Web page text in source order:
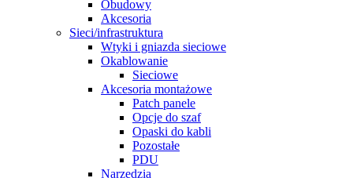
Obudowy
Akcesoria
Sieci/infrastruktura
Wtyki i gniazda sieciowe
Okablowanie
Sieciowe
Akcesoria montażowe
Patch panele
Opcje do szaf
Opaski do kabli
Pozostałe
PDU
Narzędzia